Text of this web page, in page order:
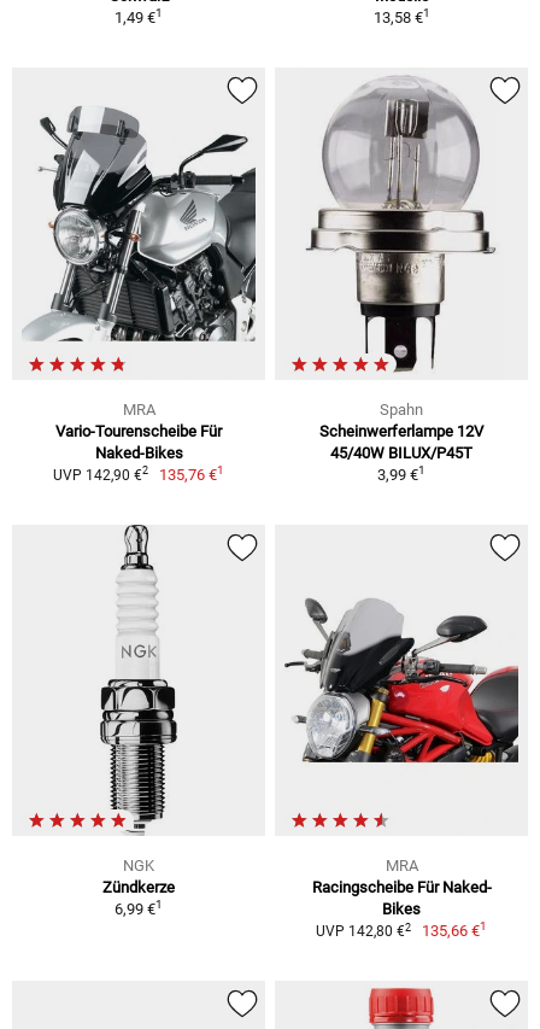
1,49 €1
13,58 €1
MRA
Vario-Tourenscheibe Für
Naked-Bikes
UVP 142,90 €2 135,76 €1
Spahn
Scheinwerferlampe 12V
45/40W BILUX/P45T
3,99 €1
NGK
Zündkerze
6,99 €1
MRA
Racingscheibe Für Naked-
Bikes
UVP 142,80 €2 135,66 €1